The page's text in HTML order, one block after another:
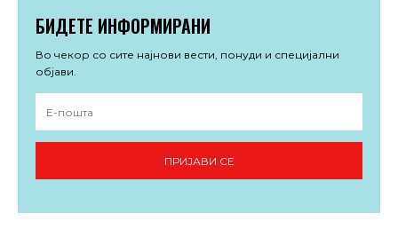
БИДЕТЕ ИНФОРМИРАНИ
Во чекор со сите најнови вести, понуди и специјални
објави.
ПРИЈАВИ СЕ